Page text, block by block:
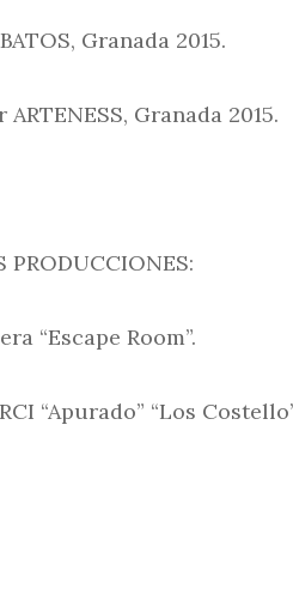
Granada 2015.
Granada 2015.
PRODUCCIONES:
“Escape Room”.
“Apurado” “Los